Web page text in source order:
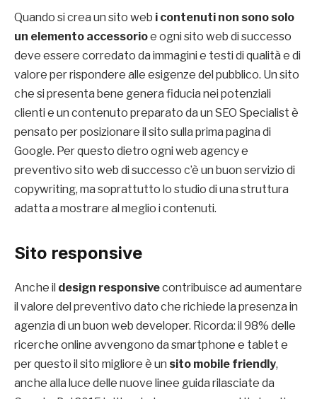
Quando si crea un sito web i contenuti non sono solo
un elemento accessorioe ogni sito web di successo
deve essere corredato da immagini e testi di qualità e di
valore per rispondere alle esigenze del pubblico. Un sito
che si presenta bene genera fiducia nei potenziali
clienti e un contenuto preparato da un SEO Specialist è
pensato per posizionare il sito sulla prima pagina di
Google. Per questo dietro ogni web agency e
preventivo sito web di successo c’è un buon servizio di
copywriting, ma soprattutto lo studio di una struttura
adatta a mostrare al meglio i contenuti.
Sito responsive
Anche il design responsivecontribuisce ad aumentare
il valore del preventivo dato che richiede la presenza in
agenzia di un buon web developer. Ricorda: il 98% delle
ricerche online avvengono da smartphone e tablet e
per questo il sito migliore è un sito mobile friendly,
anche alla luce delle nuove linee guida rilasciate da